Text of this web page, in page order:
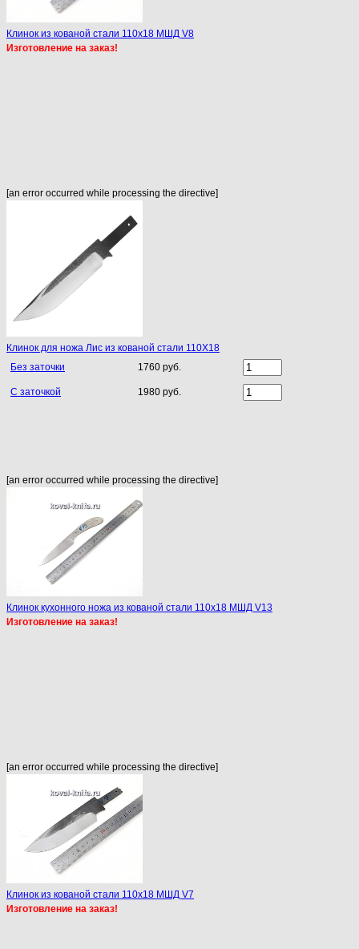
Клинок из кованой стали 110х18 МШД V8
Изготовление на заказ!
[an error occurred while processing the directive]
Клинок для ножа Лис из кованой стали 110Х18
Без заточки
1760 руб.
С заточкой 1980 руб.
[an error occurred while processing the directive]
Клинок кухонного ножа из кованой стали 110х18 МШД V13
Изготовление на заказ!
[an error occurred while processing the directive]
Клинок из кованой стали 110х18 МШД V7
Изготовление на заказ!